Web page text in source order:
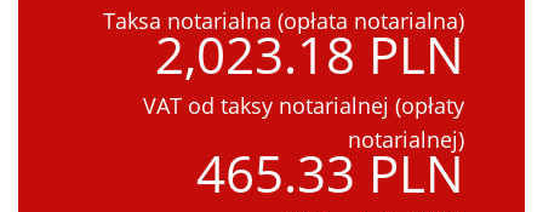
Taksa notarialna (opłata notarialna)
2,023.18 PLN
VAT od taksy notarialnej (opłaty
notarialnej)
465.33 PLN